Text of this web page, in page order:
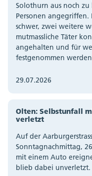
Solothurn aus noch
Personen angegriffen.
schwer, zwei weitere
mutmassliche Täter
angehalten und für
festgenommen
29.07.2026
Olten: Selbstunfall
verletzt
Auf der
Sonntagnachmittag,
mit einem Auto
blieb dabei unverletzt.